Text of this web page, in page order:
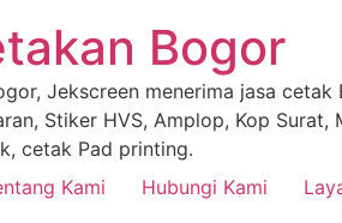
Bogor
Jekscreen menerima jasa
Stiker HVS, Amplop, Kop
cetak Pad printing.
Kami Hubungi Kami